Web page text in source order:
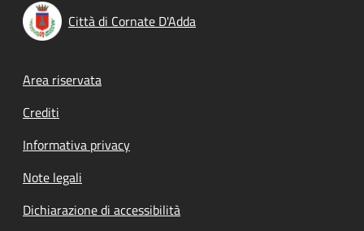
Città di Cornate D'Adda
Footer menu
Area riservata
Crediti
Informativa privacy
Note legali
Dichiarazione di accessibilità